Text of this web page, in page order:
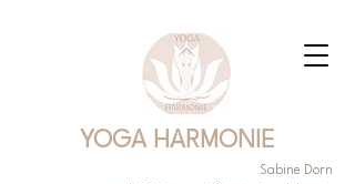
YOGA HARMONIE
Sabine Dorn